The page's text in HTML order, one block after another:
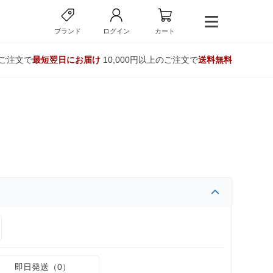
ブランド ログイン カート
注文で最短翌日にお届け10,000円以上のご注文で送料無料
即日発送（0）